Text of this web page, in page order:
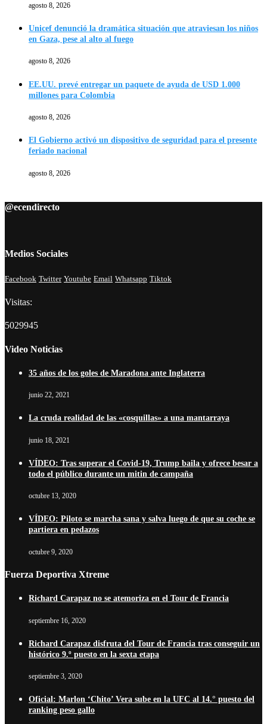
agosto 8, 2026
Unicef denunció la dramática situación que atraviesan los niños
en Gaza, pese al alto al fuego
agosto 8, 2026
EE.UU. prevé entregar un paquete de ayuda de USD 1.000
millones para Colombia
agosto 8, 2026
El Gobierno activó un dispositivo de seguridad para el presente
feriado nacional
agosto 8, 2026
@ecendirecto
Medios Sociales
Facebook Twitter Youtube Email Whatsapp Tiktok
Visitas:
5029945
Video Noticias
35 años de los goles de Maradona ante Inglaterra
junio 22, 2021
La cruda realidad de las «cosquillas» a una mantarraya
junio 18, 2021
VÍDEO: Tras superar el Covid-19, Trump baila y ofrece besar a
todo el público durante un mitin de campaña
octubre 13, 2020
VÍDEO: Piloto se marcha sana y salva luego de que su coche se
partiera en pedazos
octubre 9, 2020
Fuerza Deportiva Xtreme
Richard Carapaz no se atemoriza en el Tour de Francia
septiembre 16, 2020
Richard Carapaz disfruta del Tour de Francia tras conseguir un
histórico 9.º puesto en la sexta etapa
septiembre 3, 2020
Oficial: Marlon ‘Chito’ Vera sube en la UFC al 14.° puesto del
ranking peso gallo